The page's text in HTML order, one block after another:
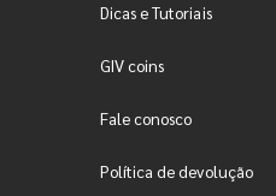
Dicas e Tutoriais
GIV coins
Fale conosco
Política de devolução